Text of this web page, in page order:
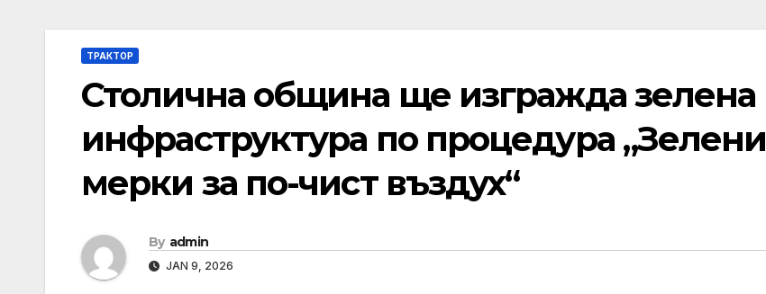
ТРАКТОР
Столична община ще изгражда зелена
инфраструктура по процедура „Зелени
мерки за по-чист въздух“
By admin
JAN 9, 2026